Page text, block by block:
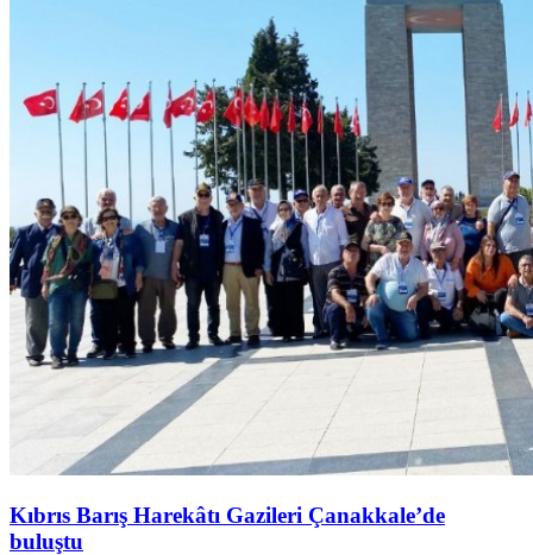
Kıbrıs Barış Harekâtı Gazileri Çanakkale’de
buluştu